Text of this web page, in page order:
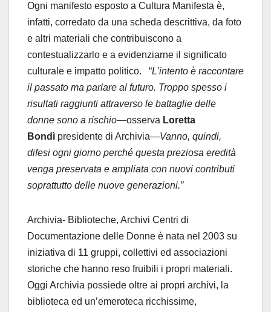
Ogni manifesto esposto a Cultura Manifesta è,
infatti, corredato da una scheda descrittiva, da foto
e altri materiali che contribuiscono a
contestualizzarlo e a evidenziarne il significato
culturale e impatto politico. “L’intento è raccontare
il passato ma parlare al futuro. Troppo spesso i
risultati raggiunti attraverso le battaglie delle
donne sono a rischio—osserva Loretta
Bondì presidente di Archivia—Vanno, quindi,
difesi ogni giorno perché questa preziosa eredità
venga preservata e ampliata con nuovi contributi
soprattutto delle nuove generazioni.”
Archivia- Biblioteche, Archivi Centri di
Documentazione delle Donne è nata nel 2003 su
iniziativa di 11 gruppi, collettivi ed associazioni
storiche che hanno reso fruibili i propri materiali.
Oggi Archivia possiede oltre ai propri archivi, la
biblioteca ed un’emeroteca ricchissime,